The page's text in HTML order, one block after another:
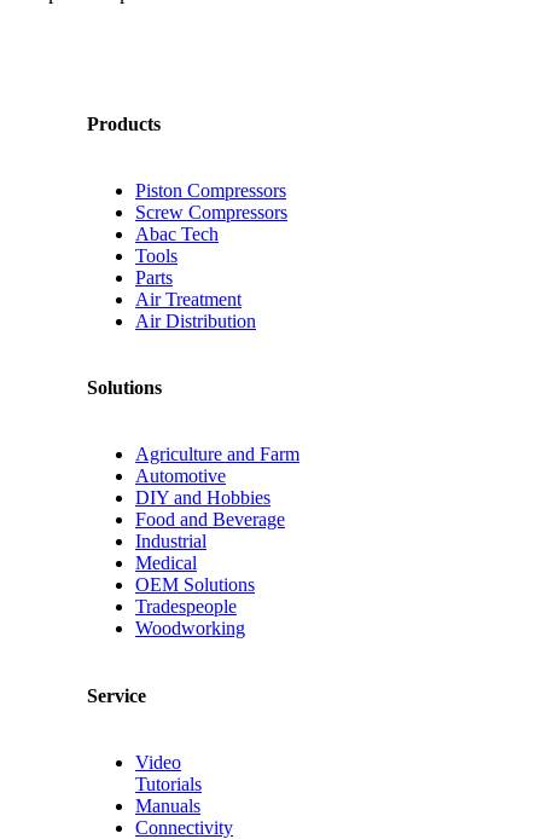
Products
Piston Compressors
Screw Compressors
Abac Tech
Tools
Parts
Air Treatment
Air Distribution
Solutions
Agriculture and Farm
Automotive
DIY and Hobbies
Food and Beverage
Industrial
Medical
OEM Solutions
Tradespeople
Woodworking
Service
Video
Tutorials
Manuals
Connectivity